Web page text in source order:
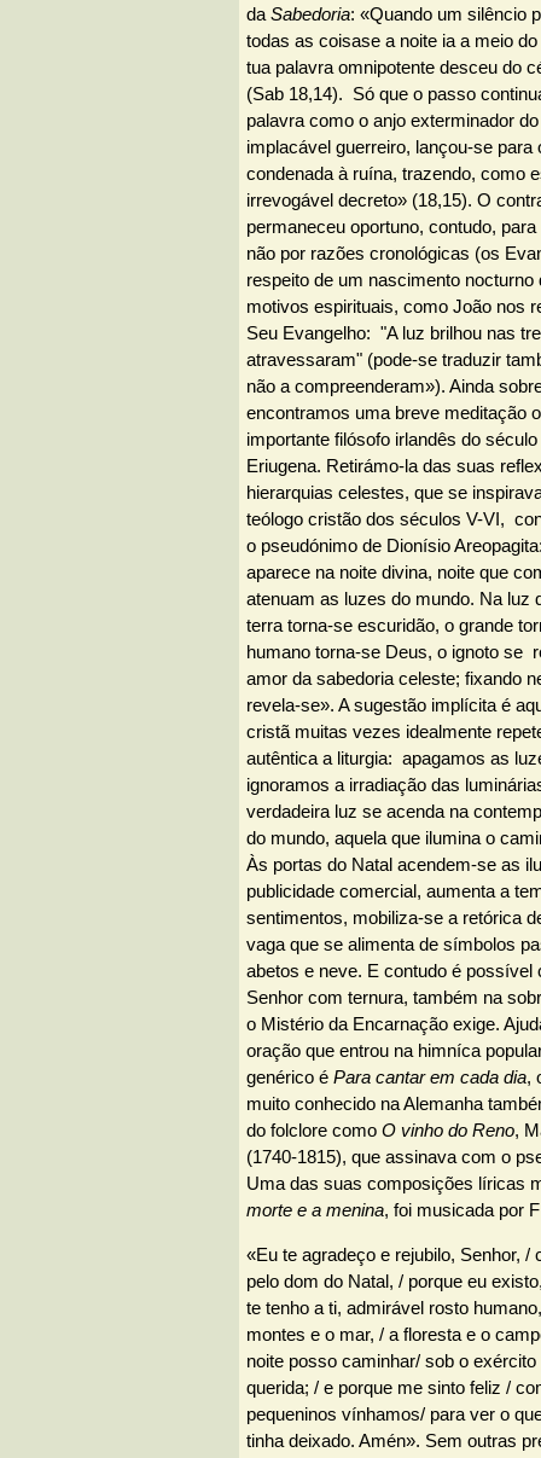
daSabedoria: «Quando um silêncio
todas as coisase a noite ia a meio
tua palavra omnipotente desceu do
(Sab 18,14). Só que o passo
palavra como o anjo exterminador
implacável guerreiro, lançou-se para
condenada à ruína, trazendo, como
irrevogável decreto» (18,15). O
permaneceu oportuno, contudo,
não por razões cronológicas (os
respeito de um nascimento
motivos espirituais, como João nos
Seu Evangelho: "A luz brilhou nas
atravessaram" (pode-se traduzir
não a compreenderam»). Ainda
encontramos uma breve meditação
importante filósofo irlandês do
Eriugena. Retirámo-la das suas
hierarquias celestes, que se
teólogo cristão dos séculos V-VI,
o pseudónimo de Dionísio
aparece na noite divina, noite que
atenuam as luzes do mundo. Na luz
terra torna-se escuridão, o grande
humano torna-se Deus, o ignoto se
amor da sabedoria celeste; fixando
revela-se». A sugestão implícita é
cristã muitas vezes idealmente
autêntica a liturgia: apagamos as
ignoramos a irradiação das
verdadeira luz se acenda na
do mundo, aquela que ilumina o
Às portas do Natal acendem-se as
publicidade comercial, aumenta a
sentimentos, mobiliza-se a retórica
vaga que se alimenta de símbolos
abetos e neve. E contudo é possível
Senhor com ternura, também na
o Mistério da Encarnação exige.
oração que entrou na himníca
genérico é Para cantar em cada dia,
muito conhecido na Alemanha
do folclore como O vinho do Reno,
(1740-1815), que assinava com o
Uma das suas composições líricas
morte e a menina, foi musicada por
«Eu te agradeço e rejubilo, Senhor, /
pelo dom do Natal, / porque eu
te tenho a ti, admirável rosto
montes e o mar, / a floresta e o
noite posso caminhar/ sob o
querida; / e porque me sinto feliz /
pequeninos vínhamos/ para ver o
tinha deixado. Amén». Sem outras